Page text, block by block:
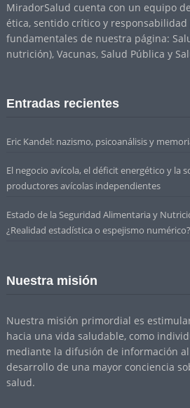
MiradorSalud cuenta con un equipo
ética, sentido crítico y
fundamentales de nuestra página:
nutrición), Vacunas, Salud Pública y
Entradas recientes
Eric Kandel: nazismo, psicoanálisis y
El negocio avícola, el déficit energético y la
productores avícolas independientes
Estado de la Seguridad Alimentaria y
¿Realidad estadística o espejismo numérico?
Nuestra misión
Nuestra misión primordial es
hacia una vida saludable, como
mediante la difusión de información
desarrollo de una mayor conciencia
salud.